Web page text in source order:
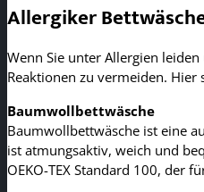
Allergiker
Wenn Sie unter Allergien
Reaktionen zu vermeiden.
Baumwollbettwäsche
Baumwollbettwäsche ist eine
ist atmungsaktiv, weich und
OEKO-TEX Standard 100, der